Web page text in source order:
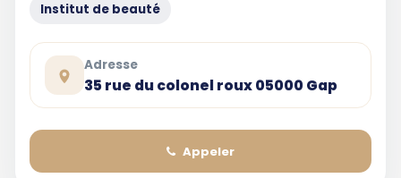
Institut de beauté
Adresse
35 rue du colonel roux 05000 Gap
Appeler